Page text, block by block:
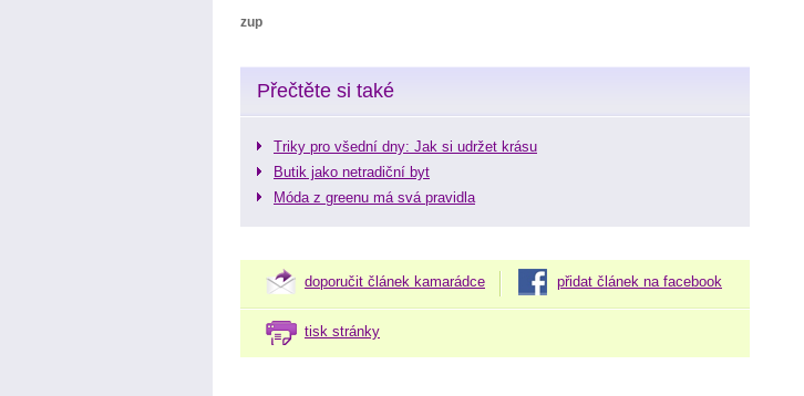
zup
Přečtěte si také
Triky pro všední dny: Jak si udržet krásu
Butik jako netradiční byt
Móda z greenu má svá pravidla
doporučit článek kamarádce přidat článek na facebook
tisk stránky